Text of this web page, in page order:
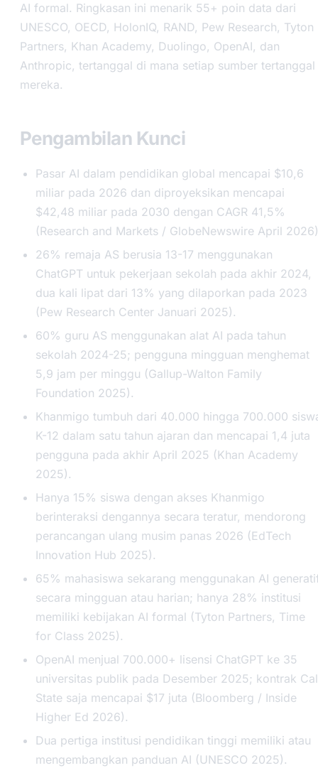
AI formal. Ringkasan ini menarik 55+ poin data dari
UNESCO, OECD, HolonIQ, RAND, Pew Research, Tyton
Partners, Khan Academy, Duolingo, OpenAI, dan
Anthropic, tertanggal di mana setiap sumber tertanggal
mereka.
Pengambilan Kunci
Pasar AI dalam pendidikan global mencapai $10,6
miliar pada 2026 dan diproyeksikan mencapai
$42,48 miliar pada 2030 dengan CAGR 41,5%
(Research and Markets / GlobeNewswire April
26% remaja AS berusia 13-17 menggunakan
ChatGPT untuk pekerjaan sekolah pada akhir 2024,
dua kali lipat dari 13% yang dilaporkan pada 2023
(Pew Research Center Januari 2025).
60% guru AS menggunakan alat AI pada tahun
sekolah 2024-25; pengguna mingguan menghemat
5,9 jam per minggu (Gallup-Walton Family
Foundation 2025).
Khanmigo tumbuh dari 40.000 hingga 700.000
K-12 dalam satu tahun ajaran dan mencapai 1,4 juta
pengguna pada akhir April 2025 (Khan Academy
2025).
Hanya 15% siswa dengan akses Khanmigo
berinteraksi dengannya secara teratur, mendorong
perancangan ulang musim panas 2026 (EdTech
Innovation Hub 2025).
65% mahasiswa sekarang menggunakan AI
secara mingguan atau harian; hanya 28% institusi
memiliki kebijakan AI formal (Tyton Partners, Time
for Class 2025).
OpenAI menjual 700.000+ lisensi ChatGPT ke 35
universitas publik pada Desember 2025; kontrak Cal
State saja mencapai $17 juta (Bloomberg / Inside
Higher Ed 2026).
Dua pertiga institusi pendidikan tinggi memiliki atau
mengembangkan panduan AI (UNESCO 2025).